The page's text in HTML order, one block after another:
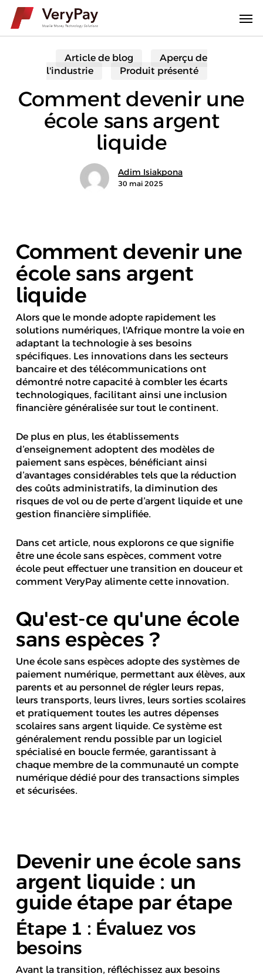
Passer
contenu
Article de blog
Aperçu de
l'industrie
Produit présenté
Comment devenir une
école sans argent
liquide
Adim Isiakpona
30 mai 2025
Comment devenir une
école sans argent
liquide
Alors que le monde adopte rapidement les
solutions numériques, l'Afrique montre la voie en
adaptant la technologie à ses besoins
spécifiques. Les innovations dans les secteurs
bancaire et des télécommunications ont
démontré notre capacité à combler les écarts
technologiques, facilitant ainsi une inclusion
financière généralisée sur tout le continent.
De plus en plus, les établissements
d’enseignement adoptent des modèles de
paiement sans espèces, bénéficiant ainsi
d’avantages considérables tels que la réduction
des coûts administratifs, la diminution des
risques de vol ou de perte d’argent liquide et une
gestion financière simplifiée.
Dans cet article, nous explorons ce que signifie
être une école sans espèces, comment votre
école peut effectuer une transition en douceur et
comment VeryPay alimente cette innovation.
Qu'est-ce qu'une école
sans espèces ?
Une école sans espèces adopte des systèmes de
paiement numérique, permettant aux élèves, aux
parents et au personnel de régler leurs repas,
leurs transports, leurs livres, leurs sorties scolaires
et pratiquement toutes les autres dépenses
scolaires sans argent liquide. Ce système est
généralement rendu possible par un logiciel
spécialisé en boucle fermée, garantissant à
chaque membre de la communauté un compte
numérique dédié pour des transactions simples
et sécurisées.
Devenir une école sans
argent liquide : un
guide étape par étape
Étape 1 : Évaluez vos
besoins
Avant la transition, réfléchissez aux besoins